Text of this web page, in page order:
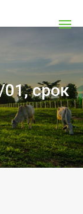
01, срок